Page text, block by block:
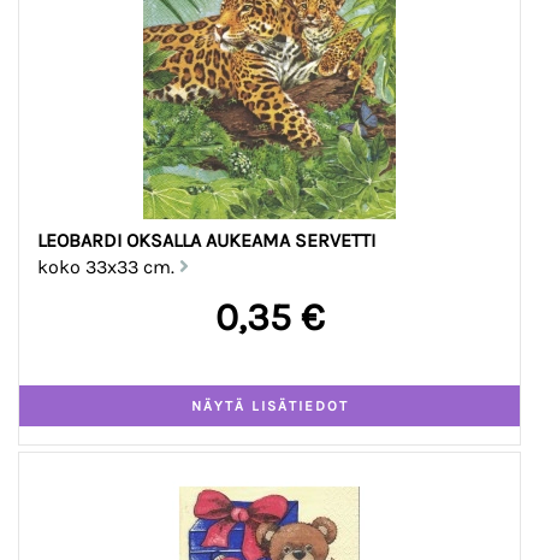
LEOBARDI OKSALLA AUKEAMA SERVETTI
koko 33x33 cm.
0,35 €